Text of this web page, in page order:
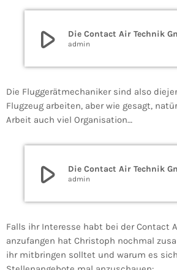
play_arrow Die Contact Air Technik
admin
Die Fluggerätmechaniker sind also
Flugzeug arbeiten, aber wie gesagt,
Arbeit auch viel Organisation…
play_arrow Die Contact Air Technik
admin
Falls ihr Interesse habt bei der Contact
anzufangen hat Christoph nochmal
ihr mitbringen solltet und warum es